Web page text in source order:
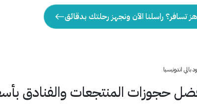
تسافر؟ راسلنا الآن ونجهز رحلتك بدقائق
بالي اندونيسيا
حجوزات المنتجعات والفنادق